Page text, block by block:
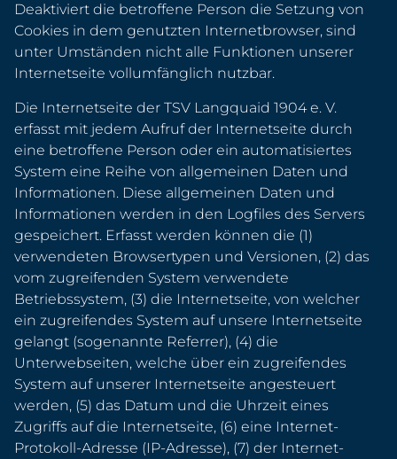
Deaktiviert die betroffene Person die Setzung von
Cookies in dem genutzten Internetbrowser, sind
unter Umständen nicht alle Funktionen unserer
Internetseite vollumfänglich nutzbar.
Die Internetseite der TSV Langquaid 1904 e. V.
erfasst mit jedem Aufruf der Internetseite durch
eine betroffene Person oder ein automatisiertes
System eine Reihe von allgemeinen Daten und
Informationen. Diese allgemeinen Daten und
Informationen werden in den Logfiles des Servers
gespeichert. Erfasst werden können die (1)
verwendeten Browsertypen und Versionen, (2) das
vom zugreifenden System verwendete
Betriebssystem, (3) die Internetseite, von welcher
ein zugreifendes System auf unsere Internetseite
gelangt (sogenannte Referrer), (4) die
Unterwebseiten, welche über ein zugreifendes
System auf unserer Internetseite angesteuert
werden, (5) das Datum und die Uhrzeit eines
Zugriffs auf die Internetseite, (6) eine Internet-
Protokoll-Adresse (IP-Adresse), (7) der Internet-